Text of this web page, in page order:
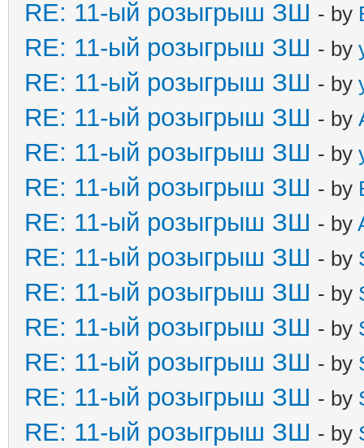
RE: 11-ый розыгрыш ЗШ - by
RE: 11-ый розыгрыш ЗШ - by
RE: 11-ый розыгрыш ЗШ - by
RE: 11-ый розыгрыш ЗШ - by
RE: 11-ый розыгрыш ЗШ - by
RE: 11-ый розыгрыш ЗШ - by
RE: 11-ый розыгрыш ЗШ - by
RE: 11-ый розыгрыш ЗШ - by
RE: 11-ый розыгрыш ЗШ - by
RE: 11-ый розыгрыш ЗШ - by
RE: 11-ый розыгрыш ЗШ - by
RE: 11-ый розыгрыш ЗШ - by
RE: 11-ый розыгрыш ЗШ - by